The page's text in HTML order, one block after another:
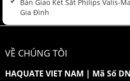
Bàn Giao Két Sắt Philips Valis-
Gia Đình
VỀ CHÚNG TÔI
HAQUATE VIET NAM | Mã Số